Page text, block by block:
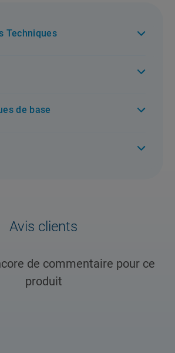
Techniques
personnalisés
de base
Avis clients
de commentaire pour ce
produit